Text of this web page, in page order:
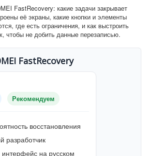
FastRecovery: какие задачи закрывает
её экраны, какие кнопки и элементы
где есть ограничения, и как выстроить
чтобы не добить данные перезаписью.
FastRecovery
Рекомендуем
восстановления
разработчик
на русском